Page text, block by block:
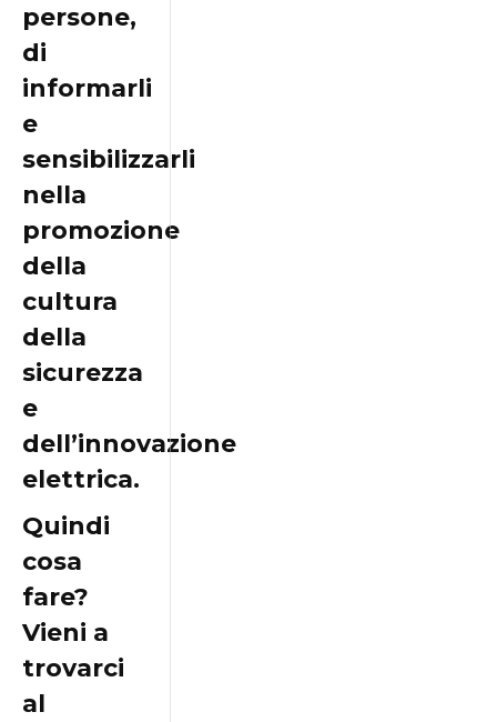
persone,
di
informarli
e
sensibilizzarli
nella
promozione
della
cultura
della
sicurezza
e
dell’innovazione
elettrica.
Quindi
cosa
fare?
Vieni a
trovarci
al